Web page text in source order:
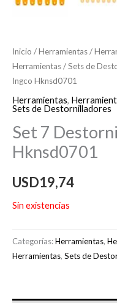
Inicio /Herramientas/
Herramientas/Sets de
Ingco Hknsd0701
Herramientas,
Sets de Destornilladores
Set 7
Hknsd0701
USD19,74
Sin existencias
Categorías:Herramientas,
Herramientas, Sets de